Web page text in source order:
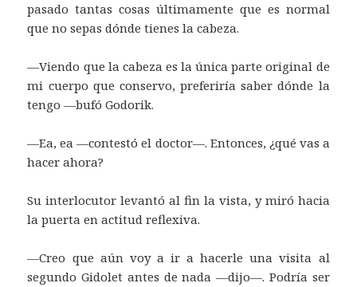
pasado tantas cosas últimamente que es normal
que no sepas dónde tienes la cabeza.
—Viendo que la cabeza es la única parte original de
mi cuerpo que conservo, preferiría saber dónde la
tengo —bufó Godorik.
—Ea, ea —contestó el doctor—. Entonces, ¿qué vas a
hacer ahora?
Su interlocutor levantó al fin la vista, y miró hacia
la puerta en actitud reflexiva.
—Creo que aún voy a ir a hacerle una visita al
segundo Gidolet antes de nada —dijo—. Podría ser